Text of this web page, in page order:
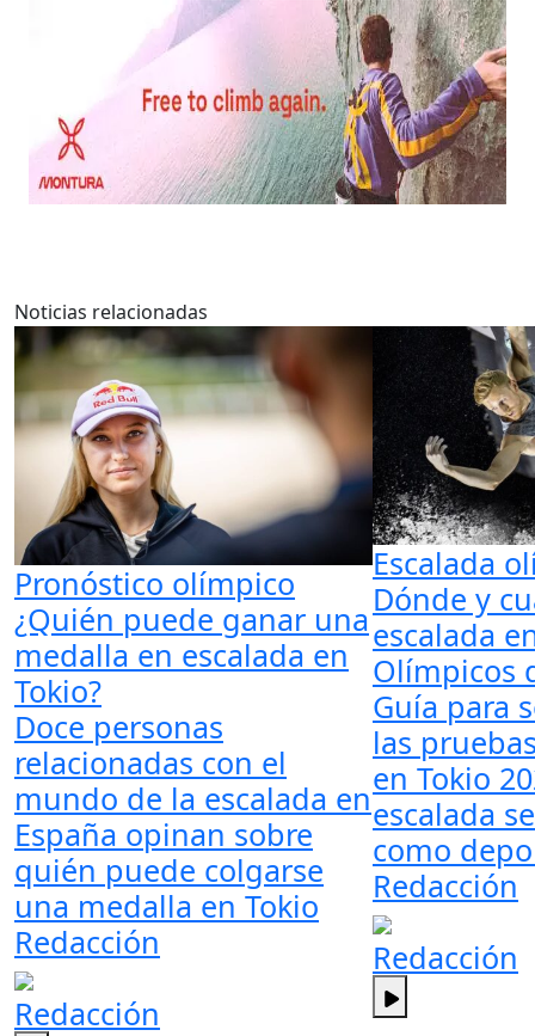
Noticias relacionadas
Pronóstico olímpico
¿Quién puede ganar una
medalla en escalada en
Tokio?
Doce personas
relacionadas con el
mundo de la escalada en
España opinan sobre
quién puede colgarse
una medalla en Tokio
Redacción
Redacción
Escalada
Dónde y
escalada
Olímpicos
Guía para
las
en Tokio
escalada
como
Redacción
Redacción